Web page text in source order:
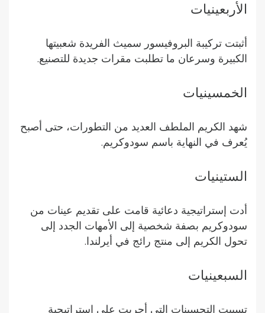
الأربعينيات
أثبتت تركيبة البروفيسور سميث الفريدة شعبيتها
الكبيرة وسرعان ما تطلبت مقرات جديدة للتصنيع.
الخمسينيات
شهد الكريم الملطف العديد من التطورات، حتى أصبح
يُعرف في النهاية باسم سودوكريم.
الستينيات
أدت إستراتيجية دعائية قامت على تقديم عينات من
سودوكريم بصفة شخصية إلى الأمهات الجدد إلى
تحول الكريم إلى منتج رائج في أيرلندا.
السبعينيات
تسببت التحسينات التي أجريت على إستراتيجية